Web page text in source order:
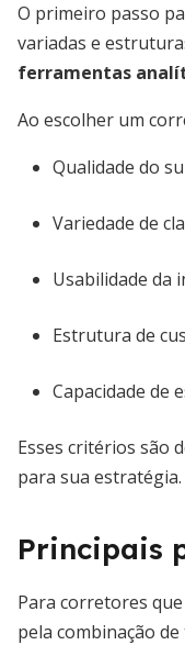
O primeiro passo
variadas e
ferramentas
Ao escolher um
Qualidade do
Variedade de
Usabilidade da
Estrutura de
Capacidade de
Esses critérios são
para sua estratégia.
Principais
Para corretores
pela combinação